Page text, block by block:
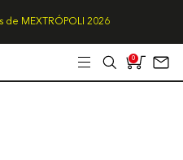
de MEXTRÓPOLI 2026
0